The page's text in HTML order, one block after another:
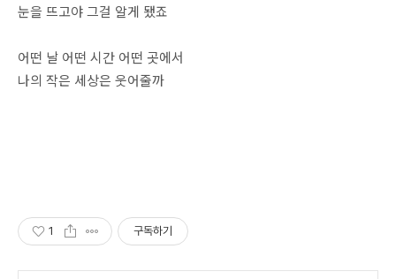
눈을 뜨고야 그걸 알게 됐죠
어떤 날 어떤 시간 어떤 곳에서
나의 작은 세상은 웃어줄까
1 구독하기